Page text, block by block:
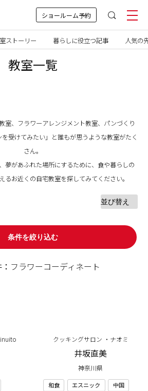
ショールーム予約
教室一覧
室、フラワーアレンジメント教室、パンづくり
受けてみたい」と誰もが思うような教室がたく
さん。
夢があふれた場所にするために、食や暮らしの
るお近くの自宅教室を探してみてください。
ストーリー 暮らしに役立つ記事 人気の
条件を絞り込む
フラワーコーディネート
クッキングサロン ・ナオミ
井坂直美
神奈川県
和食 エスニック
中国